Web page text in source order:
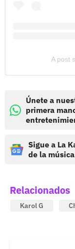
A post
Únete a
primera
Sigue a La
de la música
Relacionados
Karol G